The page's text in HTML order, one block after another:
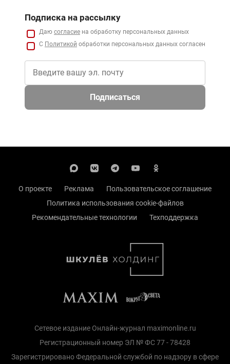
Подписка на рассылку
Даю согласие на обработку персональных данных
С Политикой обработки персональных данных согласен
Подписаться
О проекте Реклама
Пользовательское соглашение
Политика использования cookie-файлов
Рекомендательные технологии
Техподдержка
Сетевое издание Онлайн-журнал maximonline.ru
Регистрационный номер ЭЛ № ФС 77 - 78428
Зарегистрировано Федеральной службой по надзору в сфере